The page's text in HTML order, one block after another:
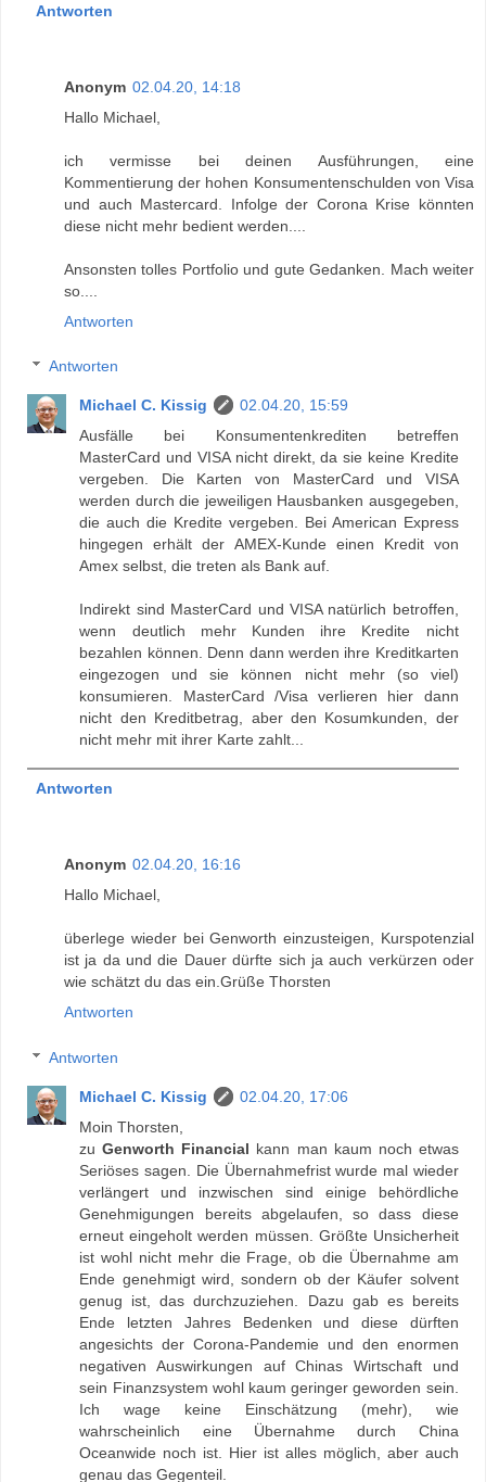
Antworten
Anonym 02.04.20, 14:18
Hallo Michael,
ich vermisse bei deinen Ausführungen, eine
Kommentierung der hohen Konsumentenschulden von Visa
und auch Mastercard. Infolge der Corona Krise könnten
diese nicht mehr bedient werden....
Ansonsten tolles Portfolio und gute Gedanken. Mach weiter
so....
Antworten
Antworten
Michael C. Kissig
02.04.20, 15:59
Ausfälle bei Konsumentenkrediten betreffen
MasterCard und VISA nicht direkt, da sie keine Kredite
vergeben. Die Karten von MasterCard und VISA
werden durch die jeweiligen Hausbanken ausgegeben,
die auch die Kredite vergeben. Bei American Express
hingegen erhält der AMEX-Kunde einen Kredit von
Amex selbst, die treten als Bank auf.
Indirekt sind MasterCard und VISA natürlich betroffen,
wenn deutlich mehr Kunden ihre Kredite nicht
bezahlen können. Denn dann werden ihre Kreditkarten
eingezogen und sie können nicht mehr (so viel)
konsumieren. MasterCard /Visa verlieren hier dann
nicht den Kreditbetrag, aber den Kosumkunden, der
nicht mehr mit ihrer Karte zahlt...
Antworten
Anonym 02.04.20, 16:16
Hallo Michael,
überlege wieder bei Genworth einzusteigen, Kurspotenzial
ist ja da und die Dauer dürfte sich ja auch verkürzen oder
wie schätzt du das ein.Grüße Thorsten
Antworten
Antworten
Michael C. Kissig
02.04.20, 17:06
Moin Thorsten,
zuGenworth Financial kann man kaum noch etwas
Seriöses sagen. Die Übernahmefrist wurde mal wieder
verlängert und inzwischen sind einige behördliche
Genehmigungen bereits abgelaufen, so dass diese
erneut eingeholt werden müssen. Größte Unsicherheit
ist wohl nicht mehr die Frage, ob die Übernahme am
Ende genehmigt wird, sondern ob der Käufer solvent
genug ist, das durchzuziehen. Dazu gab es bereits
Ende letzten Jahres Bedenken und diese dürften
angesichts der Corona-Pandemie und den enormen
negativen Auswirkungen auf Chinas Wirtschaft und
sein Finanzsystem wohl kaum geringer geworden sein.
Ich wage keine Einschätzung (mehr), wie
wahrscheinlich eine Übernahme durch China
Oceanwide noch ist. Hier ist alles möglich, aber auch
genau das Gegenteil.